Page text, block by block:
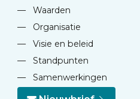
—
Waarden
—
Organisatie
—
Visie en beleid
—
Standpunten
—
Samenwerkingen